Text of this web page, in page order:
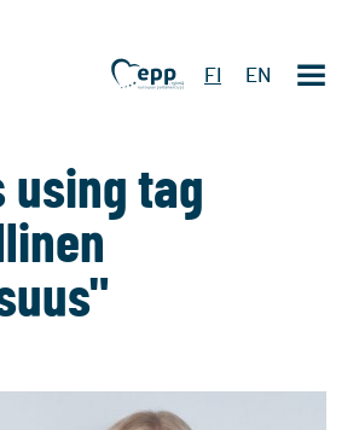
FI EN
using tag